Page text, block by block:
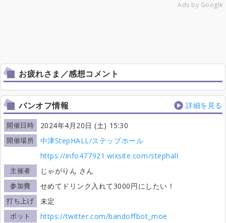
Ads by Google
お疲れさま／感想コメント
バンオフ情報 詳細を見る
開催日時 2024年4月20日 (土) 15:30
開催場所
中津StepHALL/ステップホール
https://info477921.wixsite.com/stephall
主催者 じゃがりん さん
参加費 せめてドリンク入れて3000円にしたい！
打ち上げ 未定
ボット
https://twitter.com/bandoffbot_moe